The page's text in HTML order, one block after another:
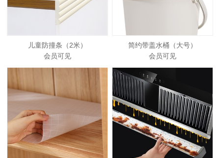
儿童防撞条（2米）
会员可见
简约带盖水桶（大号）
会员可见